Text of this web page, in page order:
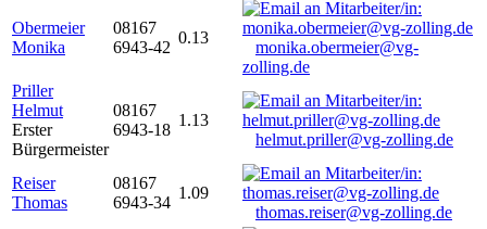
Obermeier
Monika
08167
6943-42
0.13
monika.obermeier@vg-
zolling.de
Priller
Helmut
Erster
Bürgermeister
08167
6943-18
1.13
helmut.priller@vg-zolling.de
Reiser
Thomas
08167
6943-34
1.09
thomas.reiser@vg-zolling.de